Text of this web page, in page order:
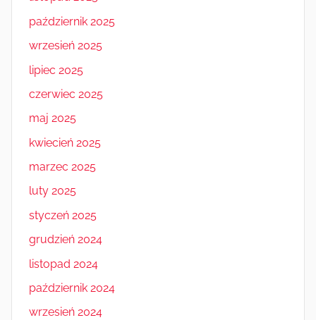
październik 2025
wrzesień 2025
lipiec 2025
czerwiec 2025
maj 2025
kwiecień 2025
marzec 2025
luty 2025
styczeń 2025
grudzień 2024
listopad 2024
październik 2024
wrzesień 2024